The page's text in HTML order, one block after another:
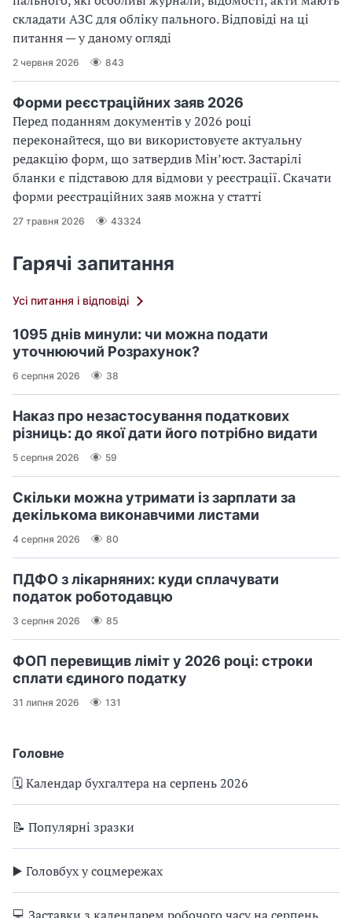
Головне
🗓️ Календар бухгалтера на серпень 2026
📝 Популярні зразки
▶️ Головбух у соцмережах
складати АЗС для обліку пального. Відповіді на ці
питання — у даному огляді
2 червня 2026 843
Форми реєстраційних заяв 2026
Перед поданням документів у 2026 році
переконайтеся, що ви використовуєте актуальну
редакцію форм, що затвердив Мін’юст. Застарілі
бланки є підставою для відмови у реєстрації. Скачати
форми реєстраційних заяв можна у статті
27 травня 2026 43324
Гарячі запитання
Усі питання і відповіді
1095 днів минули: чи можна подати
уточнюючий Розрахунок?
6 серпня 2026 38
Наказ про незастосування податкових
різниць: до якої дати його потрібно видати
5 серпня 2026 59
Скільки можна утримати із зарплати за
декількома виконавчими листами
4 серпня 2026 80
ПДФО з лікарняних: куди сплачувати
податок роботодавцю
3 серпня 2026 85
ФОП перевищив ліміт у 2026 році: строки
сплати єдиного податку
31 липня 2026 131